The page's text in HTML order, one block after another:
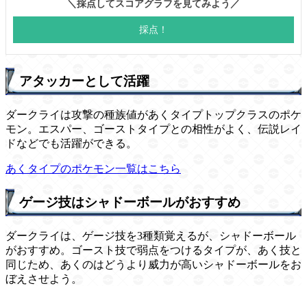
アタッカーとして活躍
ダークライは攻撃の種族値があくタイプトップクラスのポケ
モン。エスパー、ゴーストタイプとの相性がよく、伝説レイ
ドなどでも活躍ができる。
あくタイプのポケモン一覧はこちら
ゲージ技はシャドーボールがおすすめ
ダークライは、ゲージ技を3種類覚えるが、シャドーボール
がおすすめ。ゴースト技で弱点をつけるタイプが、あく技と
同じため、あくのはどうより威力が高いシャドーボールをお
ぼえさせよう。